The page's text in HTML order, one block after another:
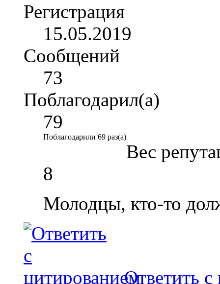
Регистрация
15.05.2019
Сообщений
73
Поблагодарил(а)
79
Поблагодарили 69 раз(а)
Вес
8
Молодцы, кто-то
Ответить с